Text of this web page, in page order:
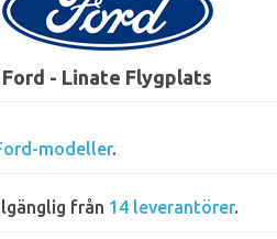
Ford - Linate Flygplats
modeller.
från 14 leverantörer.